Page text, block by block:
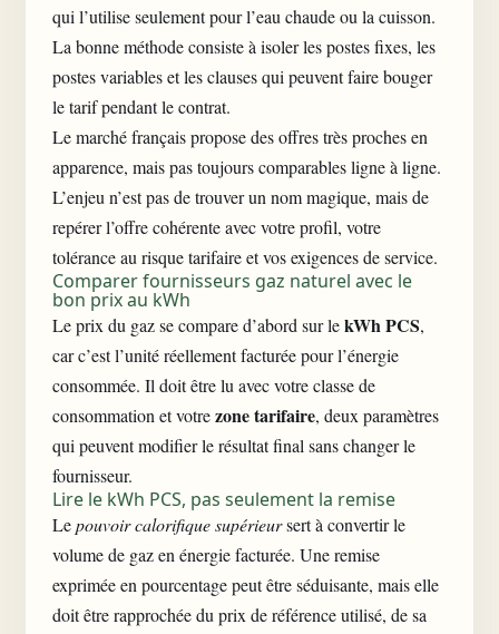
qui l’utilise seulement pour l’eau chaude ou la cuisson.
La bonne méthode consiste à isoler les postes fixes, les
postes variables et les clauses qui peuvent faire bouger
le tarif pendant le contrat.
Le marché français propose des offres très proches en
apparence, mais pas toujours comparables ligne à ligne.
L’enjeu n’est pas de trouver un nom magique, mais de
repérer l’offre cohérente avec votre profil, votre
tolérance au risque tarifaire et vos exigences de service.
Comparer fournisseurs gaz naturel avec le
bon prix au kWh
Le prix du gaz se compare d’abord sur lekWh PCS,
car c’est l’unité réellement facturée pour l’énergie
consommée. Il doit être lu avec votre classe de
consommation et votrezone tarifaire, deux paramètres
qui peuvent modifier le résultat final sans changer le
fournisseur.
Lire le kWh PCS, pas seulement la remise
Lepouvoir calorifique supérieursert à convertir le
volume de gaz en énergie facturée. Une remise
exprimée en pourcentage peut être séduisante, mais elle
doit être rapprochée du prix de référence utilisé, de sa